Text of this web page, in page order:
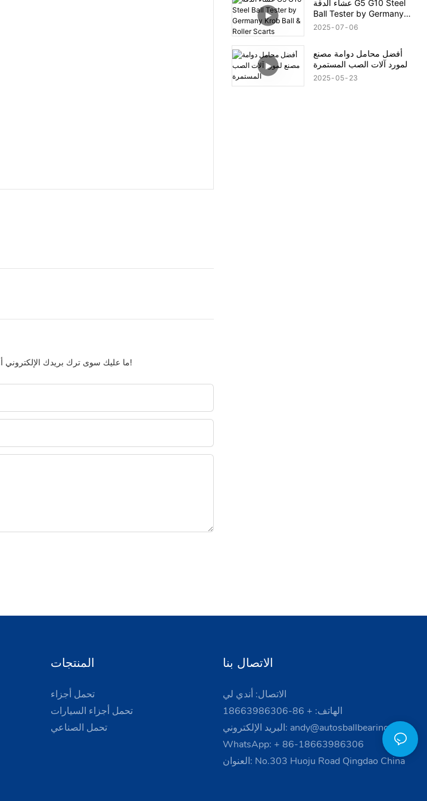
ما عليك سوى ترك بريدك الإلكتروني أو رقم هاتفك في نموذج الاتصال حتى نتمكن من إرسال عرض أسعار مجاني لمجموعتنا الواسعة من التصاميم!
عشاء الدقة G5 G10 Steel
Ball Tester by Germany
Krob Ball & Roller Scarts
2025 07 06
أفضل محامل دوامة مصنع
لمورد آلات الصب المستمرة
2025 05 23
المنتجات
تحمل أجزاء
تحمل أجزاء السيارات
تحمل الصناعي
الاتصال بنا
الاتصال: أندي لي
الهاتف: + 86-18663986306
البريد الإلكتروني: andy@autosballbearing.com
WhatsApp: + 86-18663986306
العنوان: No.303 Huoju Road Qingdao China